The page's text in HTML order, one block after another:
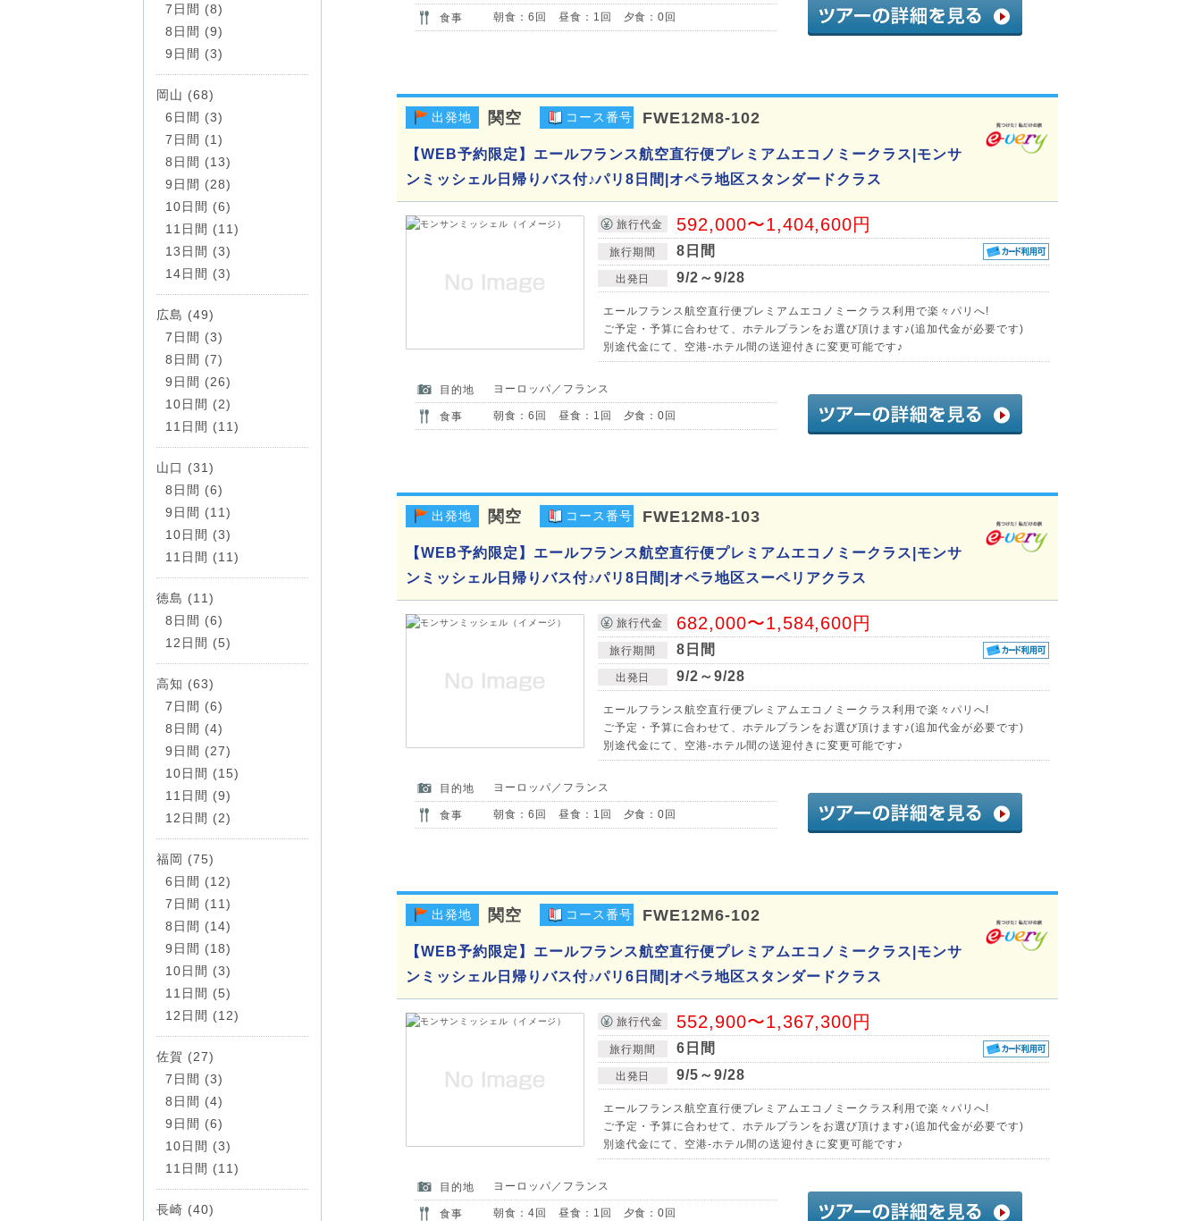
食事 朝食：6回 昼食：1回 夕食：0回
出発地 関空 コース番号 FWE12M8-102
【WEB予約限定】エールフランス航空直行便プレミアムエコノミークラス|モンサ
ンミッシェル日帰りバス付♪パリ8日間|オペラ地区スタンダードクラス
旅行代金 592,000〜1,404,600円
旅行期間 8日間
出発日 9/2～9/28
エールフランス航空直行便プレミアムエコノミークラス利用で楽々パリへ!
ご予定・予算に合わせて、ホテルプランをお選び頂けます♪(追加代金が必要です)
別途代金にて、空港-ホテル間の送迎付きに変更可能です♪
目的地 ヨーロッパ／フランス
食事 朝食：6回 昼食：1回 夕食：0回
出発地 関空 コース番号 FWE12M8-103
【WEB予約限定】エールフランス航空直行便プレミアムエコノミークラス|モンサ
ンミッシェル日帰りバス付♪パリ8日間|オペラ地区スーペリアクラス
旅行代金 682,000〜1,584,600円
旅行期間 8日間
出発日 9/2～9/28
エールフランス航空直行便プレミアムエコノミークラス利用で楽々パリへ!
ご予定・予算に合わせて、ホテルプランをお選び頂けます♪(追加代金が必要です)
別途代金にて、空港-ホテル間の送迎付きに変更可能です♪
目的地 ヨーロッパ／フランス
食事 朝食：6回 昼食：1回 夕食：0回
出発地 関空 コース番号 FWE12M6-102
【WEB予約限定】エールフランス航空直行便プレミアムエコノミークラス|モンサ
ンミッシェル日帰りバス付♪パリ6日間|オペラ地区スタンダードクラス
旅行代金 552,900〜1,367,300円
旅行期間 6日間
出発日 9/5～9/28
エールフランス航空直行便プレミアムエコノミークラス利用で楽々パリへ!
ご予定・予算に合わせて、ホテルプランをお選び頂けます♪(追加代金が必要です)
別途代金にて、空港-ホテル間の送迎付きに変更可能です♪
目的地 ヨーロッパ／フランス
食事 朝食：4回 昼食：1回 夕食：0回
7日間 (8)
8日間 (9)
9日間 (3)
岡山 (68)
6日間 (3)
7日間 (1)
8日間 (13)
9日間 (28)
10日間 (6)
11日間 (11)
13日間 (3)
14日間 (3)
広島 (49)
7日間 (3)
8日間 (7)
9日間 (26)
10日間 (2)
11日間 (11)
山口 (31)
8日間 (6)
9日間 (11)
10日間 (3)
11日間 (11)
徳島 (11)
8日間 (6)
12日間 (5)
高知 (63)
7日間 (6)
8日間 (4)
9日間 (27)
10日間 (15)
11日間 (9)
12日間 (2)
福岡 (75)
6日間 (12)
7日間 (11)
8日間 (14)
9日間 (18)
10日間 (3)
11日間 (5)
12日間 (12)
佐賀 (27)
7日間 (3)
8日間 (4)
9日間 (6)
10日間 (3)
11日間 (11)
長崎 (40)